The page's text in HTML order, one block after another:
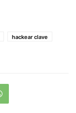
hackear clave